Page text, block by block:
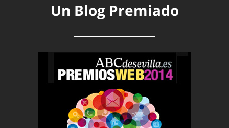
Un Blog Premiado